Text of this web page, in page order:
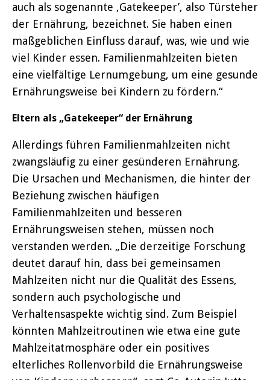
auch als sogenannte ‚Gatekeeper’, also Türsteher
der Ernährung, bezeichnet. Sie haben einen
maßgeblichen Einfluss darauf, was, wie und wie
viel Kinder essen. Familienmahlzeiten bieten
eine vielfältige Lernumgebung, um eine gesunde
Ernährungsweise bei Kindern zu fördern.“
Eltern als „Gatekeeper“ der Ernährung
Allerdings führen Familienmahlzeiten nicht
zwangsläufig zu einer gesünderen Ernährung.
Die Ursachen und Mechanismen, die hinter der
Beziehung zwischen häufigen
Familienmahlzeiten und besseren
Ernährungsweisen stehen, müssen noch
verstanden werden. „Die derzeitige Forschung
deutet darauf hin, dass bei gemeinsamen
Mahlzeiten nicht nur die Qualität des Essens,
sondern auch psychologische und
Verhaltensaspekte wichtig sind. Zum Beispiel
könnten Mahlzeitroutinen wie etwa eine gute
Mahlzeitatmosphäre oder ein positives
elterliches Rollenvorbild die Ernährungsweise